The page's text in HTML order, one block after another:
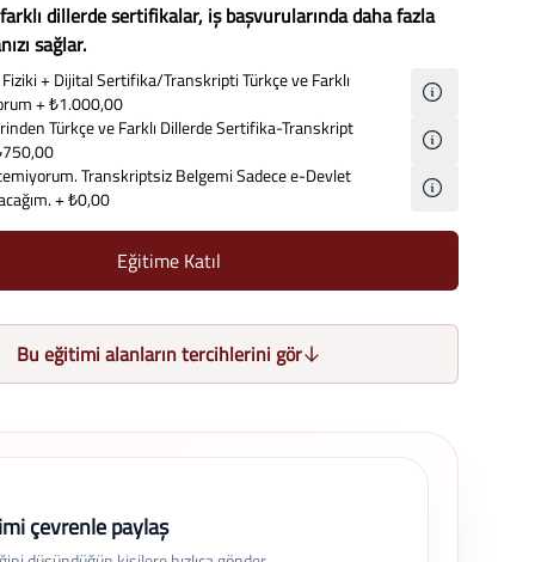
dillerde sertifikalar, iş başvurularında daha fazla
sağlar.
+ Dijital Sertifika/Transkripti Türkçe ve Farklı
+ ₺1.000,00
Türkçe ve Farklı Dillerde Sertifika-Transkript
Transkriptsiz Belgemi Sadece e-Devlet
+ ₺0,00
Eğitime Katıl
Bu eğitimi alanların tercihlerini gör
çevrenle paylaş